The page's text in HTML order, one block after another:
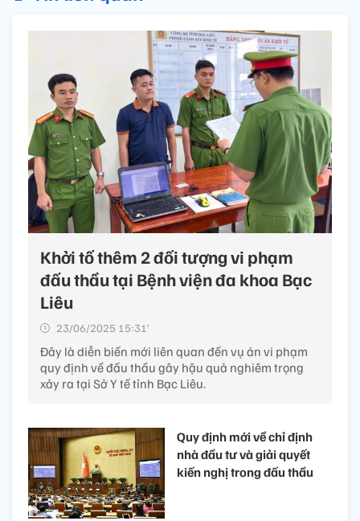
Khởi tố thêm 2 đối tượng vi phạm
đấu thầu tại Bệnh viện đa khoa Bạc
Liêu
23/06/2025 15:31’
Đây là diễn biến mới liên quan đến vụ án vi phạm
quy định về đấu thầu gây hậu quả nghiêm trọng
xảy ra tại Sở Y tế tỉnh Bạc Liêu.
Quy định mới về chỉ định
nhà đầu tư và giải quyết
kiến nghị trong đấu thầu